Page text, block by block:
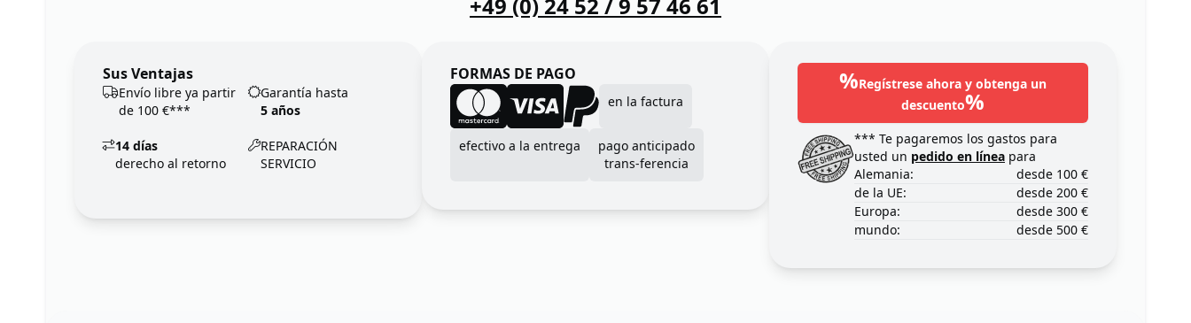
Sus Ventajas
Envío libre ya partir
de 100 €***
Garantía hasta
5 años
14 días
derecho al retorno
REPARACIÓN
SERVICIO
FORMAS DE PAGO
en la factura
efectivo a la entrega
pago anticipado
trans-ferencia
%Regístrese ahora y obtenga un
descuento%
*** Te pagaremos los gastos para
usted un pedido en línea para
Alemania:
desde 100 €
de la UE:
desde 200 €
Europa:
desde 300 €
mundo:
desde 500 €